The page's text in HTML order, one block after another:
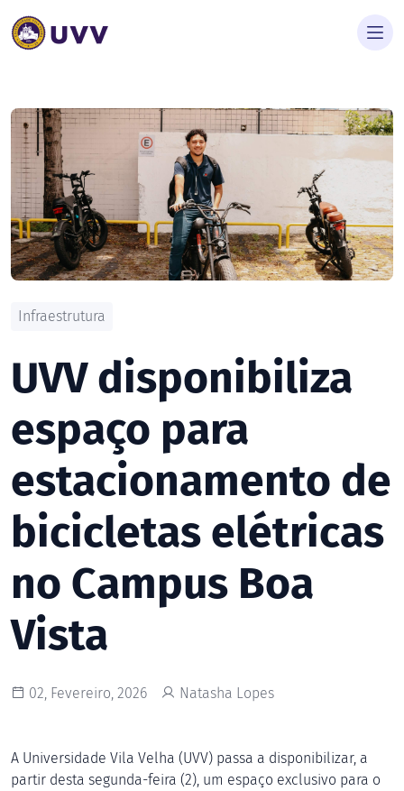
Infraestrutura
UVV disponibiliza
espaço para
estacionamento de
bicicletas elétricas
no Campus Boa
Vista
02, Fevereiro, 2026 Natasha Lopes
A Universidade Vila Velha (UVV) passa a disponibilizar, a
partir desta segunda-feira (2), um espaço exclusivo para o